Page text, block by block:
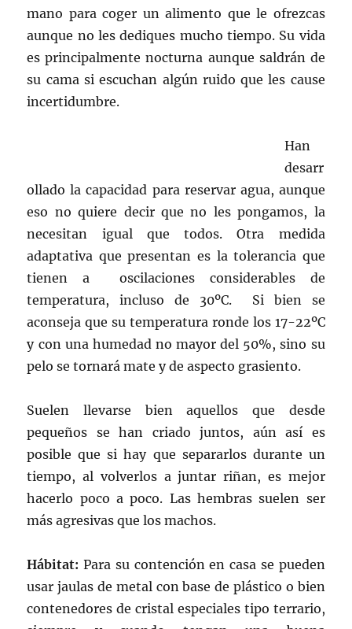
mano para coger un alimento que le ofrezcas
aunque no les dediques mucho tiempo. Su vida
es principalmente nocturna aunque saldrán de
su cama si escuchan algún ruido que les cause
incertidumbre.
Han
desarr
ollado la capacidad para reservar agua, aunque
eso no quiere decir que no les pongamos, la
necesitan igual que todos. Otra medida
adaptativa que presentan es la tolerancia que
tienen a oscilaciones considerables de
temperatura, incluso de 30ºC. Si bien se
aconseja que su temperatura ronde los 17-22ºC
y con una humedad no mayor del 50%, sino su
pelo se tornará mate y de aspecto grasiento.
Suelen llevarse bien aquellos que desde
pequeños se han criado juntos, aún así es
posible que si hay que separarlos durante un
tiempo, al volverlos a juntar riñan, es mejor
hacerlo poco a poco. Las hembras suelen ser
más agresivas que los machos.
Hábitat:Para su contención en casa se pueden
usar jaulas de metal con base de plástico o bien
contenedores de cristal especiales tipo terrario,